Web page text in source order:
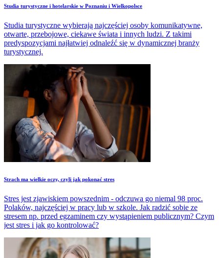
Studia turystyczne i hotelarskie w Poznaniu i Wielkopolsce
Studia turystyczne wybierają najczęściej osoby komunikatywne,
otwarte, przebojowe, ciekawe świata i innych ludzi. Z takimi
predyspozycjami najłatwiej odnaleźć się w dynamicznej branży
turystycznej.
Strach ma wielkie oczy, czyli jak pokonać stres
Stres jest zjawiskiem powszednim - odczuwa go niemal 98 proc.
Polaków, najczęściej w pracy lub w szkole. Jak radzić sobie ze
stresem np. przed egzaminem czy wystąpieniem publicznym? Czym
jest stres i jak go kontrolować?